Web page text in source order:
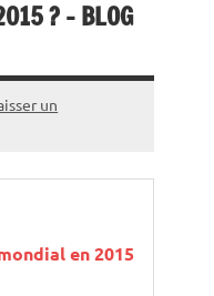
? – BLOG
un
en 2015